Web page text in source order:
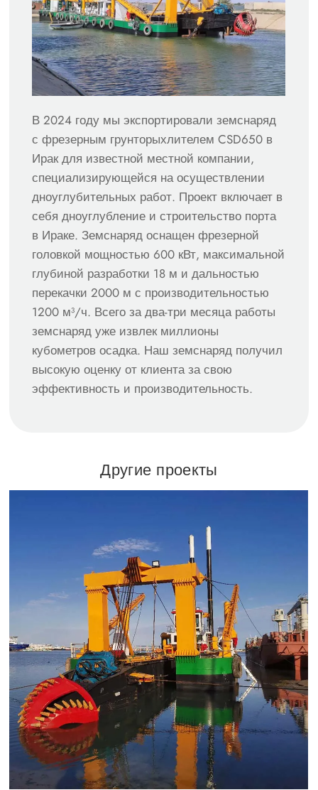
В 2024 году мы экспортировали земснаряд
с фрезерным грунторыхлителем CSD650 в
Ирак для известной местной компании,
специализирующейся на осуществлении
дноуглубительных работ. Проект включает в
себя дноуглубление и строительство порта
в Ираке. Земснаряд оснащен фрезерной
головкой мощностью 600 кВт, максимальной
глубиной разработки 18 м и дальностью
перекачки 2000 м с производительностью
1200 м³/ч. Всего за два-три месяца работы
земснаряд уже извлек миллионы
кубометров осадка. Наш земснаряд получил
высокую оценку от клиента за свою
эффективность и производительность.
Другие проекты